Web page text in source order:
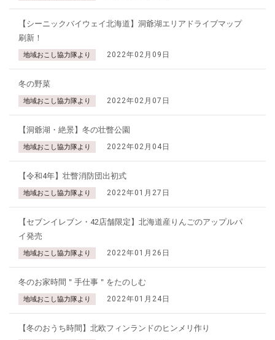
【シーニックバイウェイ北海道】洞爺湖エリアドライブマップ
刷新！
地域おこし協力隊より 2022年02月09日
冬の野菜
地域おこし協力隊より 2022年02月07日
【洞爺湖・絶景】冬の壮瞥公園
地域おこし協力隊より 2022年02月04日
【令和4年】壮瞥消防団出初式
地域おこし協力隊より 2022年01月27日
【セブンイレブン・42店舗限定】北海道産りんごのアップルパ
イ発売
地域おこし協力隊より 2022年01月26日
冬のお家時間＂手仕事＂をたのしむ
地域おこし協力隊より 2022年01月24日
【冬のおうち時間】北欧フィンランドのヒンメリ作り